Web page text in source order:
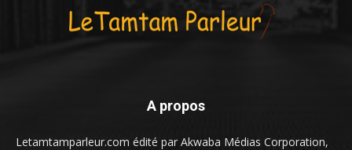
A propos
Letamtamparleur.com édité par Akwaba Médias Corporation,